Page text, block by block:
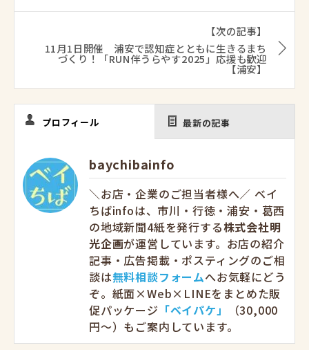
【次の記事】
11月1日開催 浦安で認知症とともに生きるまち
づくり！「RUN伴うらやす2025」応援も歓迎
【浦安】
プロフィール 最新の記事
baychibainfo
＼お店・企業のご担当者様へ／ ベイ
ちばinfoは、市川・行徳・浦安・葛西
の地域新聞4紙を発行する株式会社明
光企画が運営しています。お店の紹介
記事・広告掲載・ポスティングのご相
談は無料相談フォームへお気軽にどう
ぞ。紙面×Web×LINEをまとめた販
促パッケージ 「ベイパケ」
（30,000
円〜）もご案内しています。